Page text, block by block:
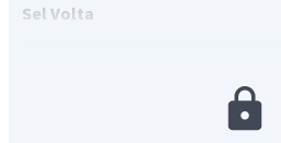
Sel Volta
energi kimia menjadi energi
Anode bermuatan negatif